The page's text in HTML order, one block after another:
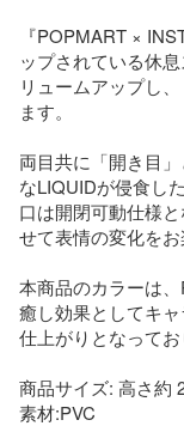
『POPMART ×
ップされている休
リュームアップし
ます。
両目共に「開き目
なLIQUIDが侵食し
口は開閉可動仕様
せて表情の変化をお
本商品のカラーは、
癒し効果としてキ
仕上がりとなってお
商品サイズ: 高さ約
素材:PVC